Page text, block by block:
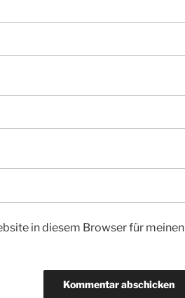
in diesem Browser für meinen